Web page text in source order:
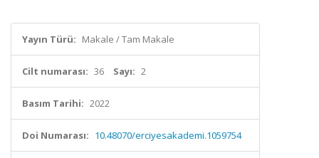
Yayın Türü: Makale / Tam Makale
Cilt numarası: 36 Sayı: 2
Basım Tarihi: 2022
Doi Numarası: 10.48070/erciyesakademi.1059754